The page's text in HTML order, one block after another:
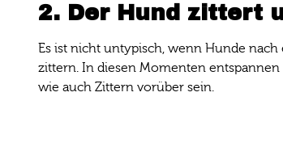
2. Der Hund zittert
Es ist nicht untypisch, wenn Hunde nach
zittern. In diesen Momenten
wie auch Zittern vorüber sein.